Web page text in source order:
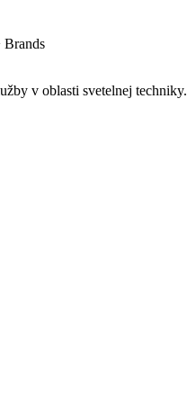
Brands
v oblasti svetelnej techniky.